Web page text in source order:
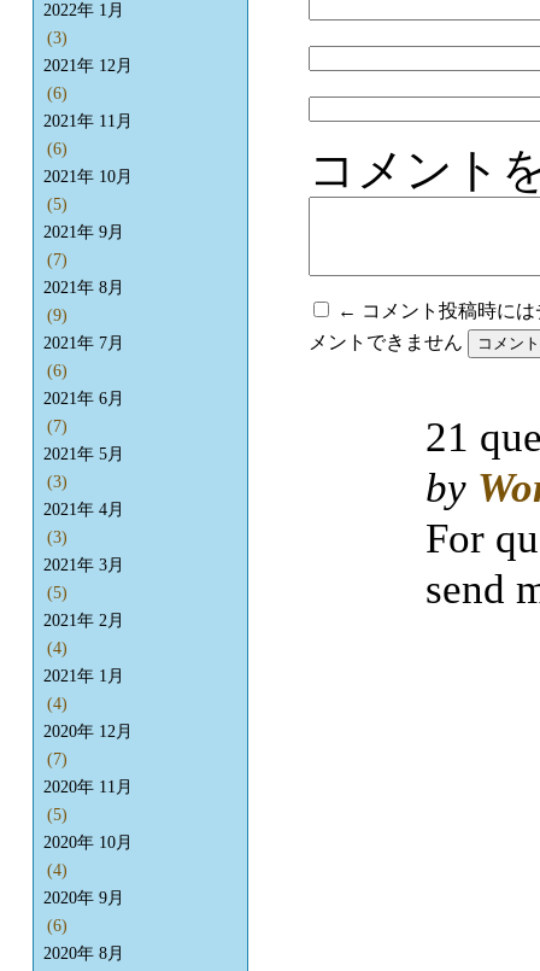
コメント
← コメント投稿時に
メントできません
2022年 1月
(3)
2021年 12月
(6)
2021年 11月
(6)
2021年 10月
(5)
2021年 9月
(7)
2021年 8月
(9)
2021年 7月
(6)
2021年 6月
(7)
2021年 5月
(3)
2021年 4月
(3)
2021年 3月
(5)
2021年 2月
(4)
2021年 1月
(4)
2020年 12月
(7)
2020年 11月
(5)
2020年 10月
(4)
2020年 9月
(6)
2020年 8月
21
by
For
send